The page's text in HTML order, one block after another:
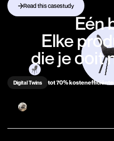
Read this casestudy
Eén
Elke
die je ooit
Digital Twins tot 70%